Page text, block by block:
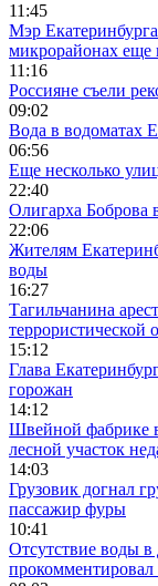
11:45
Мэр
микрорайонах еще
11:16
Россияне съели
09:02
Вода в водоматах
06:56
Еще несколько
22:40
Олигарха Боброва
22:06
Жителям
воды
16:27
Тагильчанина
террористической
15:12
Глава
горожан
14:12
Швейной фабрике
лесной участок
14:03
Грузовик догнал
пассажир фуры
10:41
Отсутствие воды в
прокомментировал